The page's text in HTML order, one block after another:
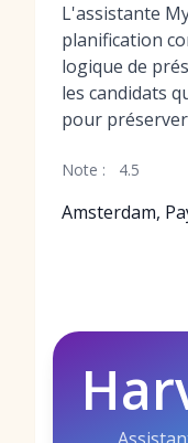
L'assistante
planification
logique de
les candidats
pour
Note : 4.5
Amsterdam,